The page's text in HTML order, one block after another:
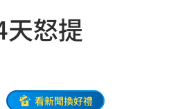
怒提
看新聞換好禮